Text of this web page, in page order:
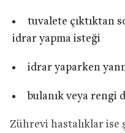
tuvalete çıktıktan
idrar yapma isteği
idrar yaparken
bulanık veya rengi
Zührevi hastalıklar ise